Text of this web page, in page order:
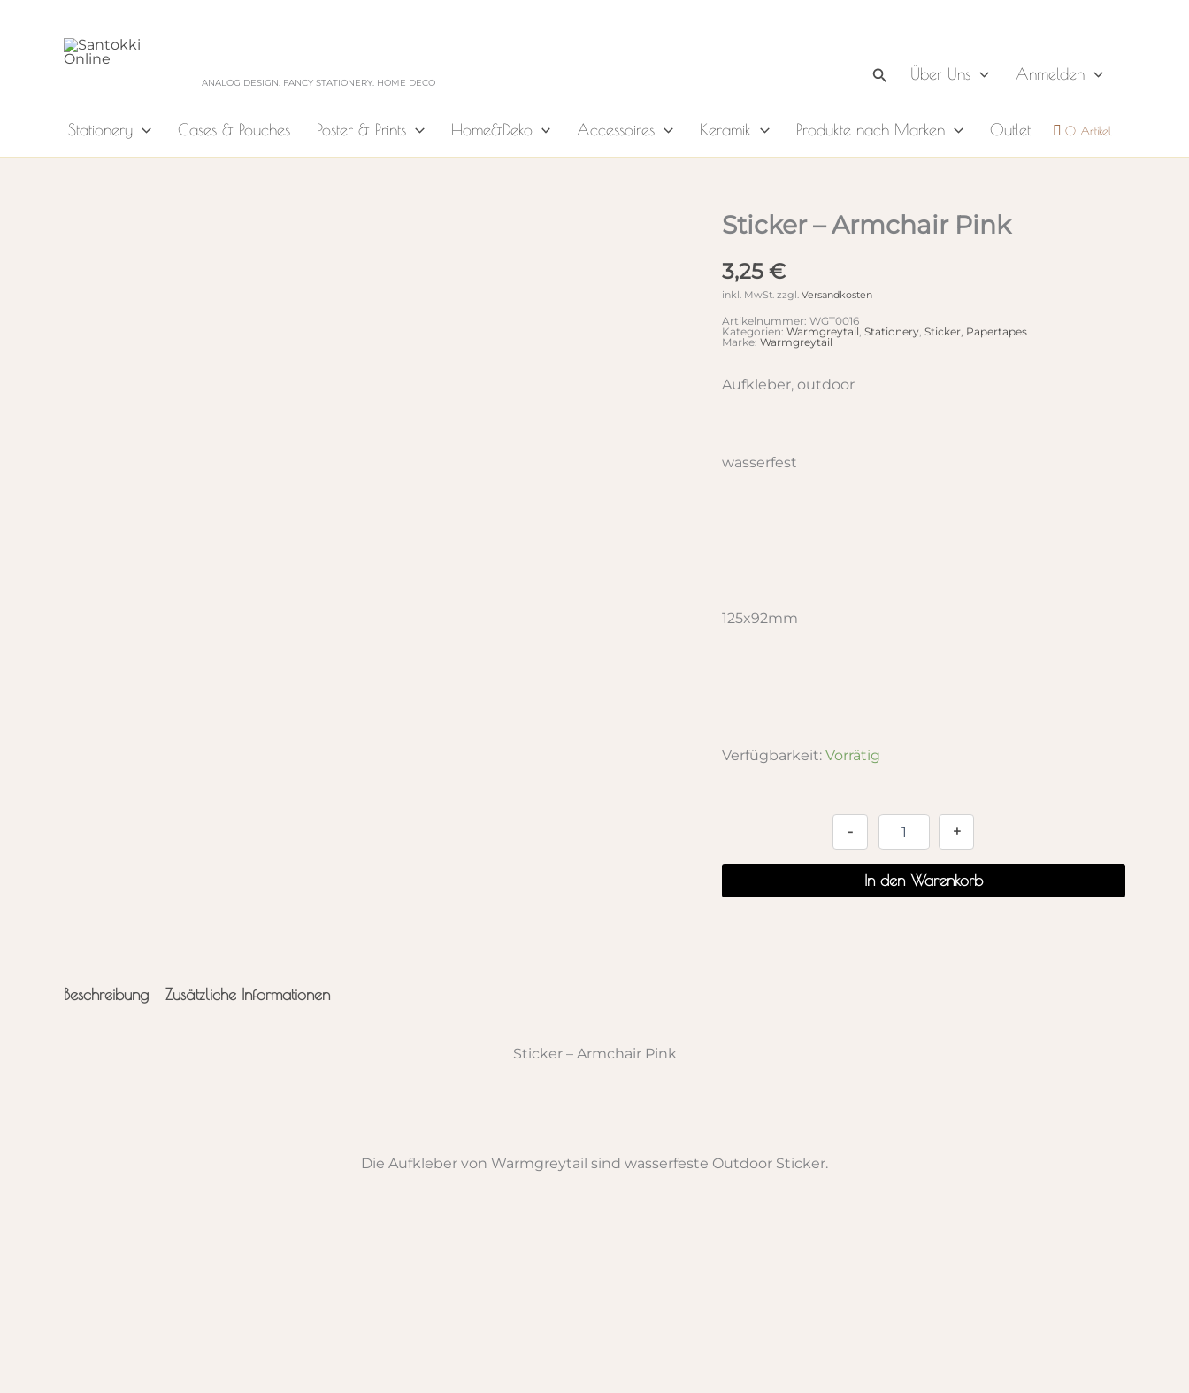
ANALOG DESIGN. FANCY STATIONERY. HOME DECO Über Uns Anmelden
Stationery Cases & Pouches Poster & Prints Home&Deko Accessoires Keramik Produkte nach Marken Outlet 0 Artikel
Sticker – Armchair Pink
3,25 €
inkl. MwSt. zzgl. Versandkosten
Artikelnummer: WGT0016
Kategorien: Warmgreytail Stationery Sticker, Papertapes
Marke: Warmgreytail
Aufkleber, outdoor
wasserfest
125x92mm
Verfügbarkeit: Vorrätig
-
Menge
+
In den Warenkorb
Beschreibung Zusätzliche Informationen
Sticker – Armchair Pink
Die Aufkleber von Warmgreytail sind wasserfeste Outdoor Sticker.